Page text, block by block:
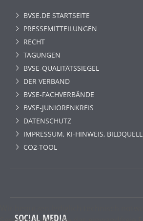
BVSE.DE STARTSEITE
PRESSEMITTEILUNGEN
RECHT
TAGUNGEN
BVSE-QUALITÄTSSIEGEL
DER VERBAND
BVSE-FACHVERBÄNDE
BVSE-JUNIORENKREIS
DATENSCHUTZ
IMPRESSUM, KI-HINWEIS,
CO2-TOOL
SOCIAL MEDIA